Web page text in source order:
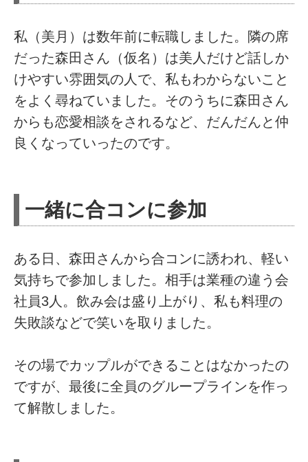
私（美月）は数年前に転職しました。隣の席
だった森田さん（仮名）は美人だけど話しか
けやすい雰囲気の人で、私もわからないこと
をよく尋ねていました。そのうちに森田さん
からも恋愛相談をされるなど、だんだんと仲
良くなっていったのです。
一緒に合コンに参加
ある日、森田さんから合コンに誘われ、軽い
気持ちで参加しました。相手は業種の違う会
社員3人。飲み会は盛り上がり、私も料理の
失敗談などで笑いを取りました。
その場でカップルができることはなかったの
ですが、最後に全員のグループラインを作っ
て解散しました。